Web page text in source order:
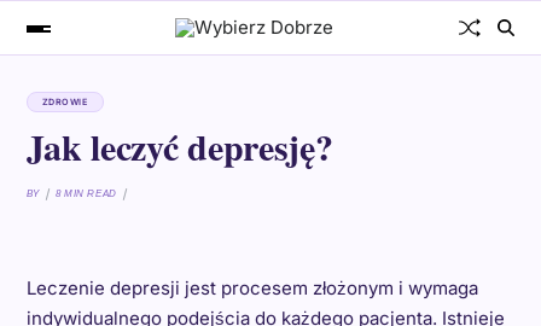
ZDROWIE
Jak leczyć depresję?
BY 8 MIN READ
Leczenie depresji jest procesem złożonym i wymaga
indywidualnego podejścia do każdego pacjenta. Istnieje